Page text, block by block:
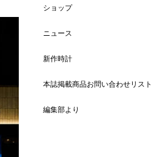
ショップ
ニュース
新作時計
本誌掲載商品お問い合わせリスト
編集部より